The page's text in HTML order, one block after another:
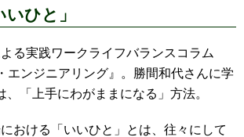
ひと」
る実践ワークライフバランスコラム
エンジニアリング』。勝間和代さんに学
、「上手にわがままになる」方法。
おける「いいひと」とは、往々にして